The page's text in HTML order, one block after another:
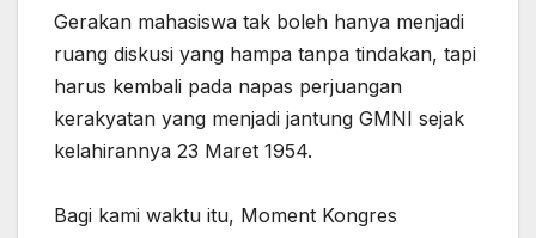
‎Gerakan mahasiswa tak boleh hanya menjadi
ruang diskusi yang hampa tanpa tindakan, tapi
harus kembali pada napas perjuangan
kerakyatan yang menjadi jantung GMNI sejak
kelahirannya 23 Maret 1954.
‎Bagi kami waktu itu, Moment Kongres